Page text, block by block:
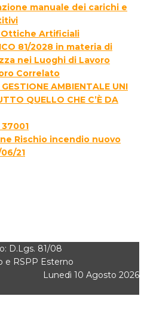
manuale dei carichi e
Ottiche Artificiali
81/2028 in materia di
nei Luoghi di Lavoro
Correlato
AMBIENTALE UNI
QUELLO CHE C’È DA
37001
Rischio incendio nuovo
21
D.Lgs. 81/08
e RSPP Esterno
Lunedì 10 Agosto 2026